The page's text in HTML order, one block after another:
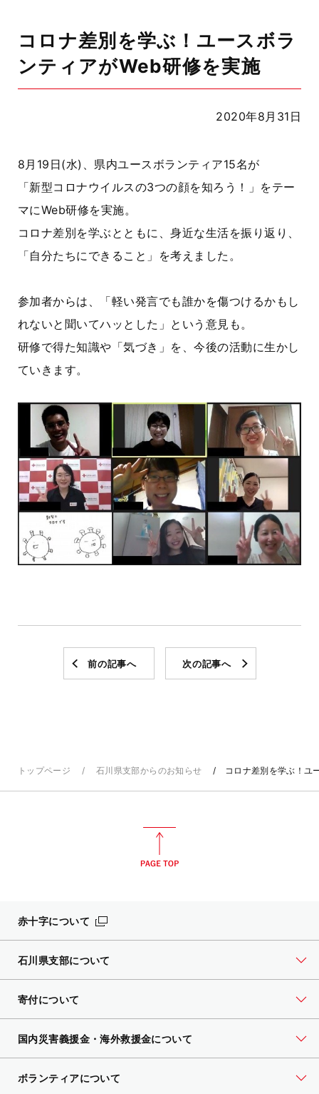
コロナ差別を学ぶ！ユースボラ
ンティアがWeb研修を実施
2020年8月31日
8月19日(水)、県内ユースボランティア15名が
「新型コロナウイルスの3つの顔を知ろう！」をテー
マにWeb研修を実施。
コロナ差別を学ぶとともに、身近な生活を振り返り、
「自分たちにできること」を考えました。
参加者からは、「軽い発言でも誰かを傷つけるかもし
れないと聞いてハッとした」という意見も。
研修で得た知識や「気づき」を、今後の活動に生かし
ていきます。
前の記事へ 次の記事へ
トップページ 石川県支部からのお知らせ コロナ差別を学ぶ！ユ
赤十字について
石川県支部について
寄付について
国内災害義援金・海外救援金について
ボランティアについて